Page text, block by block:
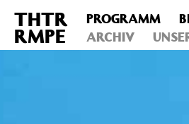
Deprecated : Die Funktion
includes/functions.phpon line6031
THTR
RMPE
PROGRAMM
ARCHIV